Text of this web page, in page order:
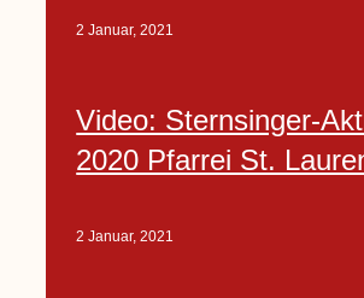
2 Januar, 2021
Video: Sternsinger-
2020 Pfarrei St.
2 Januar, 2021